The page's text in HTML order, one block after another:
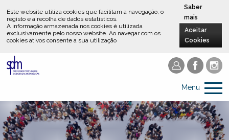
Este website utiliza cookies que facilitam a navegação, o
registo e a recolha de dados estatísticos.
A informação armazenada nos cookies é utilizada
exclusivamente pelo nosso website.Ao navegar com os
cookies ativos consente a sua utilização
Saber
mais
Aceitar
Cookies
Menu